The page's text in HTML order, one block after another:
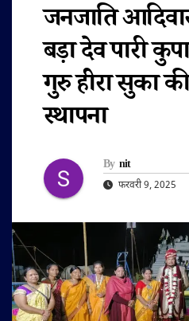
जनजाति
बड़ा देव पारी
गुरु हीरा सुका
स्थापना
By nit
फरवरी 9, 2025